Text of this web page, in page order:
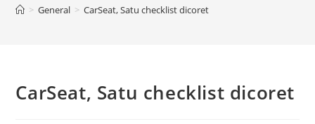
> General > CarSeat, Satu checklist dicoret
CarSeat, Satu checklist dicoret